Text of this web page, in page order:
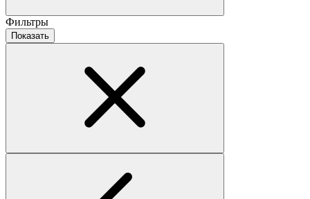
Фильтры
Показать